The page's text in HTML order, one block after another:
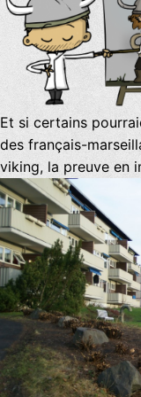
Et si certains
des français-
viking, la preuve en